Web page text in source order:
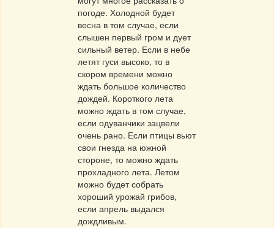
погоде. Холодной будет
весна в том случае, если
слышен первый гром и дует
сильный ветер. Если в небе
летят гуси высоко, то в
скором времени можно
ждать большое количество
дождей. Короткого лета
можно ждать в том случае,
если одуванчики зацвели
очень рано. Если птицы вьют
свои гнезда на южной
стороне, то можно ждать
прохладного лета. Летом
можно будет собрать
хороший урожай грибов,
если апрель выдался
дождливым.